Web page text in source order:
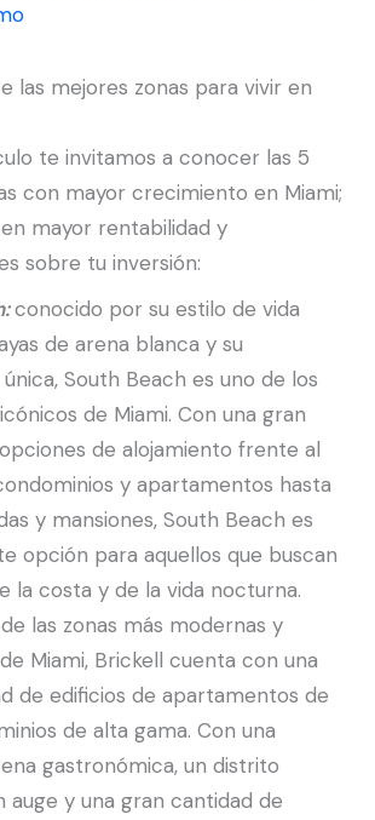
las mejores zonas para vivir en
te invitamos a conocer las 5
con mayor crecimiento en Miami;
mayor rentabilidad y
sobre tu inversión:
conocido por su estilo de vida
de arena blanca y su
South Beach es uno de los
de Miami. Con una gran
de alojamiento frente al
y apartamentos hasta
y mansiones, South Beach es
opción para aquellos que buscan
la costa y de la vida nocturna.
las zonas más modernas y
Miami, Brickell cuenta con una
de edificios de apartamentos de
de alta gama. Con una
gastronómica, un distrito
auge y una gran cantidad de